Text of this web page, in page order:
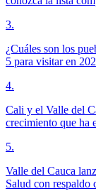
3.
¿Cuáles son los
5 para visitar en
4.
Cali y el Valle del
crecimiento que ha
5.
Valle del Cauca
Salud con respaldo